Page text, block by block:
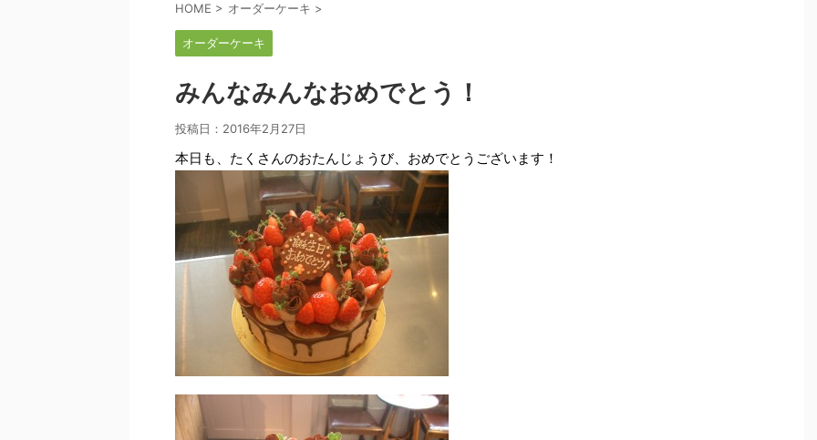
HOME > オーダーケーキ >
オーダーケーキ
みんなみんなおめでとう！
投稿日： 2016年2月27日
本日も、たくさんのおたんじょうび、おめでとうございます！